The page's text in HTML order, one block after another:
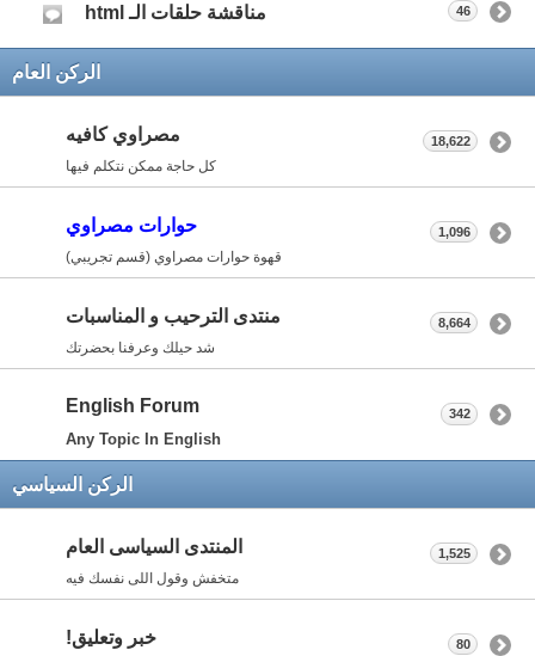
مناقشة حلقات الـ html 46
الركن العام
مصراوي كافيه
كل حاجة ممكن نتكلم فيها
18,622
حوارات مصراوي
قهوة حوارات مصراوي (قسم تجريبي)
1,096
منتدى الترحيب و المناسبات
شد حيلك وعرفنا بحضرتك
8,664
English Forum
Any Topic In English
342
الركن السياسي
المنتدى السياسى العام
متخفش وقول اللى نفسك فيه
1,525
خبر وتعليق! 80